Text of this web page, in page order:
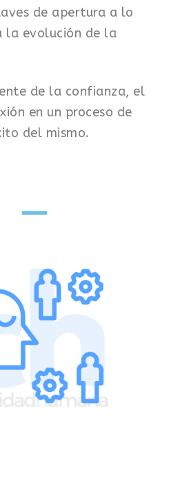
de apertura a lo
la evolución de la
de la confianza, el
en un proceso de
del mismo.